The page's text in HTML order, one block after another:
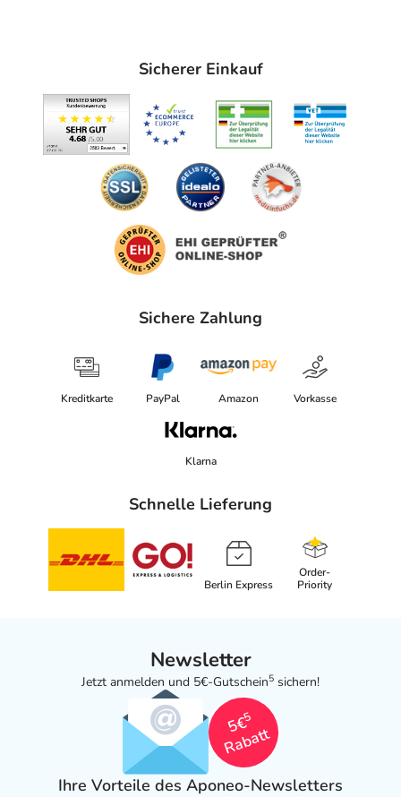
Sicherer Einkauf
Sichere Zahlung
Kreditkarte PayPal Amazon Vorkasse
Klarna
Schnelle Lieferung
Berlin Express
Order-
Priority
Newsletter
Jetzt anmelden und 5€-Gutschein5 sichern!
5€
5
Rabatt
Ihre Vorteile des Aponeo-Newsletters